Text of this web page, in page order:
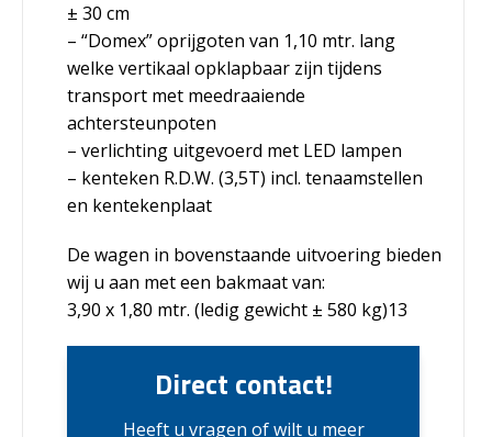
± 30 cm
– “Domex” oprijgoten van 1,10 mtr. lang
welke vertikaal opklapbaar zijn tijdens
transport met meedraaiende
achtersteunpoten
– verlichting uitgevoerd met LED lampen
– kenteken R.D.W. (3,5T) incl. tenaamstellen
en kentekenplaat
De wagen in bovenstaande uitvoering bieden
wij u aan met een bakmaat van:
3,90 x 1,80 mtr. (ledig gewicht ± 580 kg)13
Direct contact!
Heeft u vragen of wilt u meer